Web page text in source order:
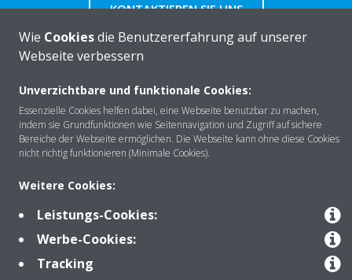
KONTAKTIEREN SIE UNS
Über DAIKIN
Anwendungsbereiche
Kontakt
Wie Cookiesdie Benutzererfahrung auf unserer
Webseite verbessern
Unverzichtbare und funktionale Cookies:
Essenzielle Cookies helfen dabei, eine Webseite benutzbar zu machen,
indem sie Grundfunktionen wie Seitennavigation und Zugriff auf sichere
Bereiche der Webseite ermöglichen. Die Webseite kann ohne diese Cookies
nicht richtig funktionieren (Minimale Cookies).
Weitere Cookies:
Leistungs-Cookies:
Werbe-Cookies:
Tracking